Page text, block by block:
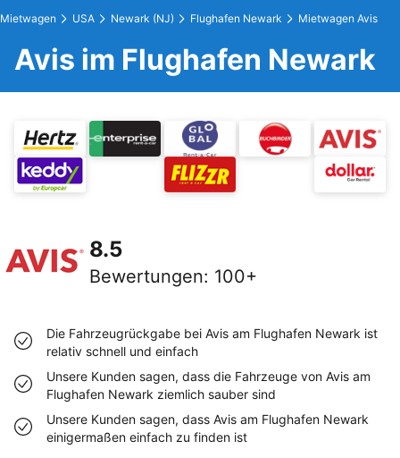
Mietwagen USA Newark (NJ) Flughafen Newark Mietwagen Avis
Avis im Flughafen Newark
8.5
Bewertungen: 100+
Die Fahrzeugrückgabe bei Avis am Flughafen Newark ist
relativ schnell und einfach
Unsere Kunden sagen, dass die Fahrzeuge von Avis am
Flughafen Newark ziemlich sauber sind
Unsere Kunden sagen, dass Avis am Flughafen Newark
einigermaßen einfach zu finden ist